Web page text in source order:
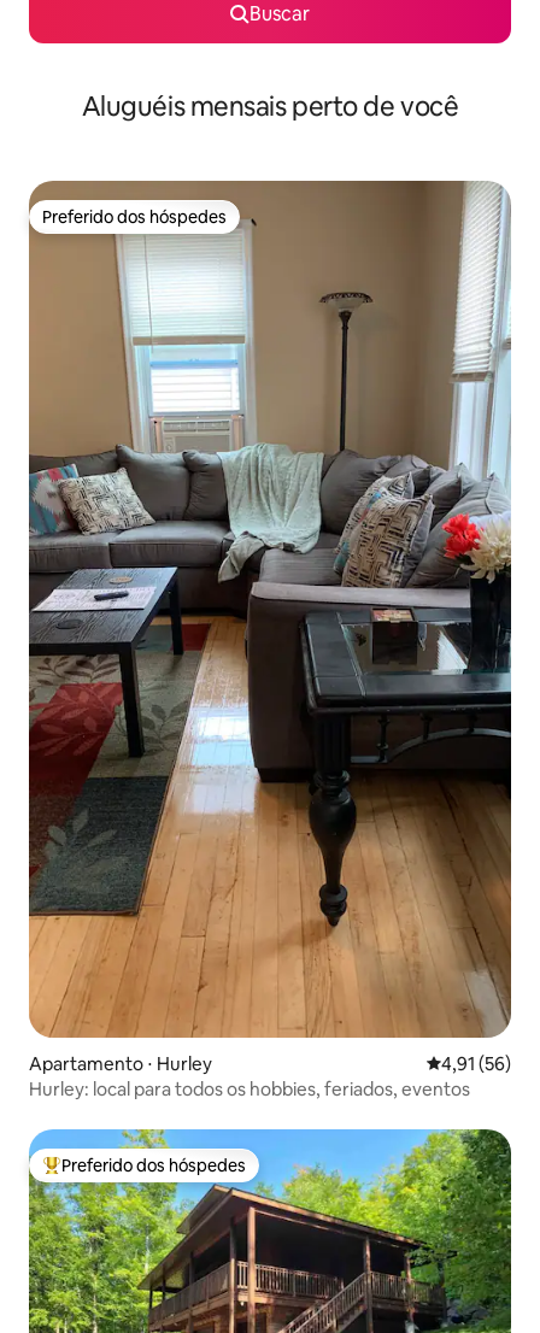
Buscar
Aluguéis mensais perto de você
Preferido dos hóspedes
Preferido dos hóspedes
Apartamento ⋅ Hurley 4,91 de uma
4,91 (56)
Hurley: local para todos os hobbies, feriados, eventos
Entre os melhores preferidos dos hóspedes
Preferido dos hóspedes